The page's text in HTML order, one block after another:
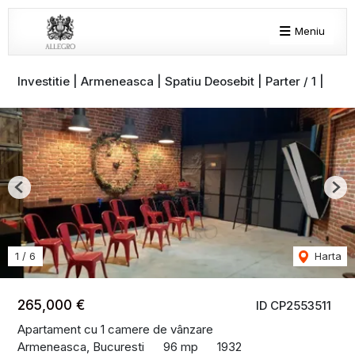
Meniu
Investitie | Armeneasca | Spatiu Deosebit | Parter / 1 |
ID CP2553511
265,000 €
Apartament cu 1 camere de vânzare
Armeneasca, Bucuresti
96 mp 1932
1 / 6 Harta
Previous